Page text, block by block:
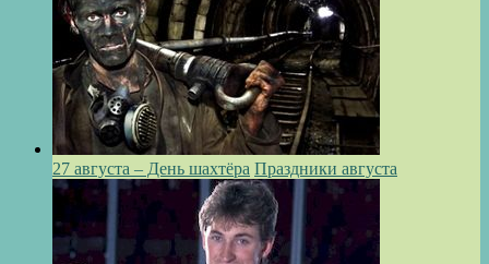
27 августа – День шахтёра Праздники августа